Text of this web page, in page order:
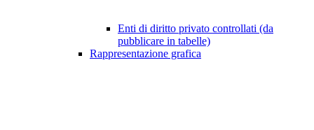
Enti di diritto privato controllati (da
pubblicare in tabelle)
Rappresentazione grafica